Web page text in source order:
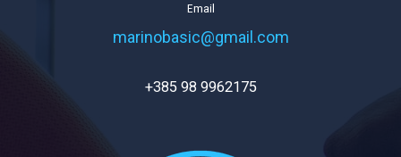
Email
marinobasic@gmail.com
+385 98 9962175